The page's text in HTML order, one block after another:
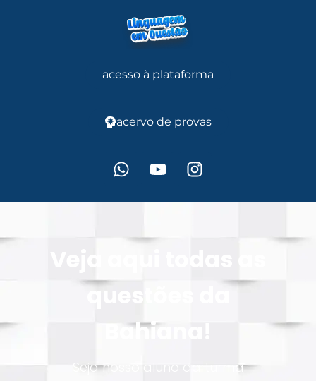
acesso à plataforma
acervo de provas
questões da
Bahiana!
Seja nosso aluno da turma